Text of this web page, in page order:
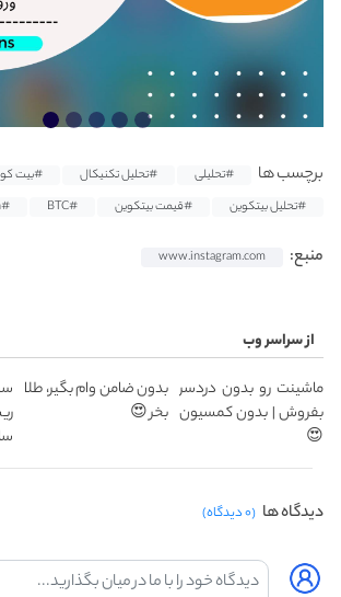
برچسب ها #تحلیلی #تحلیل تکنیکال
#بیت
#تحلیل بیتکوین
#قیمت بیتکوین #BTC
#Bitcoin
منبع: www.instagram.com
از سراسر وب
ماشینت رو بدون دردسر
بفروش | بدون کمسیون
😍
بدون ضامن وام بگیر، طلا
بخر 😍
دیدگاه ها (۰ دیدگاه)